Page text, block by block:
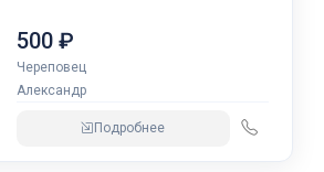
500 ₽
Череповец
Александр
Подробнее